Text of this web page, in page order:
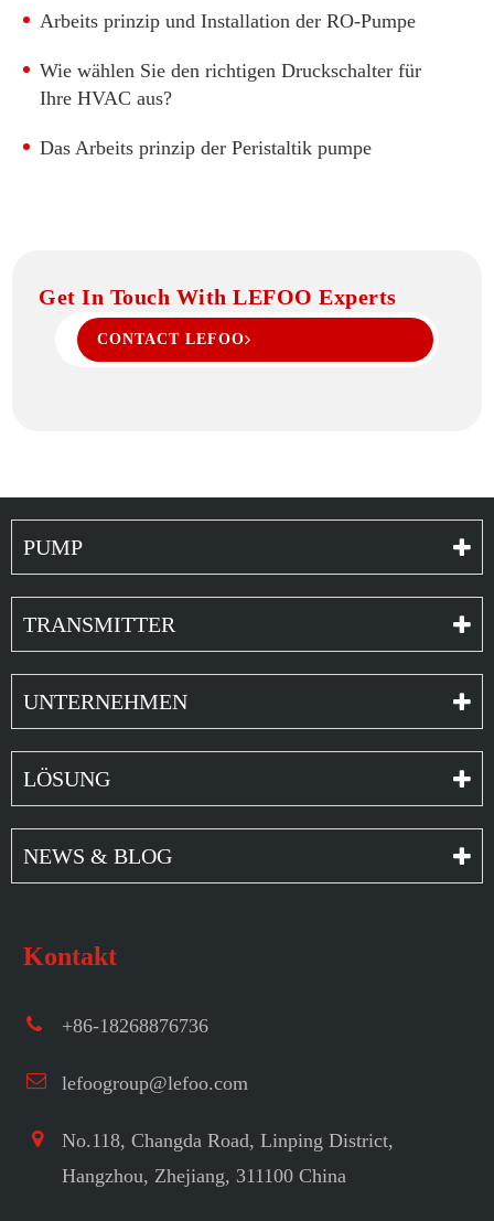
Arbeits prinzip und Installation der RO-Pumpe
Wie wählen Sie den richtigen Druckschalter für
Ihre HVAC aus?
Das Arbeits prinzip der Peristaltik pumpe
Get In Touch With LEFOO Experts
CONTACT LEFOO
PUMP
TRANSMITTER
UNTERNEHMEN
LÖSUNG
NEWS & BLOG
Kontakt
+86-18268876736
lefoogroup@lefoo.com
No.118, Changda Road, Linping District,
Hangzhou, Zhejiang, 311100 China